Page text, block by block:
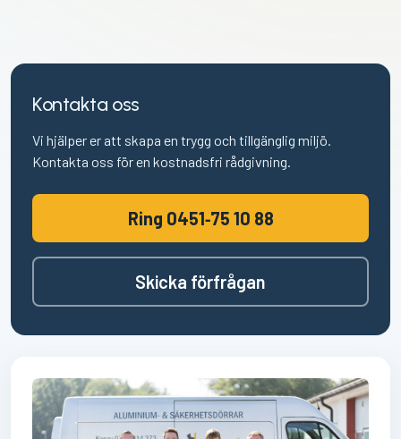
Kontakta oss
Vi hjälper er att skapa en trygg och tillgänglig miljö.
Kontakta oss för en kostnadsfri rådgivning.
Ring 0451‑75 10 88
Skicka förfrågan